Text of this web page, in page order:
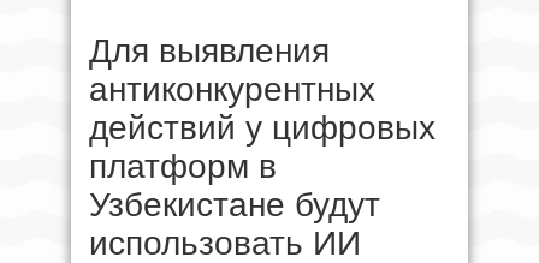
Для выявления
антиконкурентных
действий у цифровых
платформ в
Узбекистане будут
использовать ИИ